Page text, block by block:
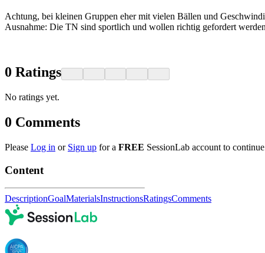
Achtung, bei kleinen Gruppen eher mit vielen Bällen und
Ausnahme: Die TN sind sportlich und wollen richtig gefordert
0 Ratings
No ratings yet.
0 Comments
Please Log in or Sign up for a FREE SessionLab account to
Content
DescriptionGoalMaterialsInstructionsRatingsComments